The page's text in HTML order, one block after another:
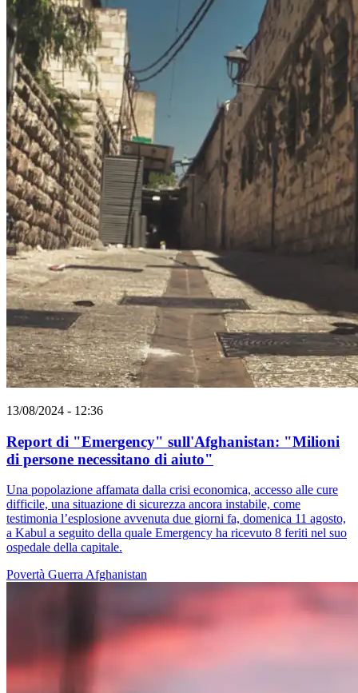
13/08/2024 - 12:36
Report di "Emergency" sull'Afghanistan: "Milioni
di persone necessitano di aiuto"
Una popolazione affamata dalla crisi economica, accesso alle cure
difficile, una situazione di sicurezza ancora instabile, come
testimonia l’esplosione avvenuta due giorni fa, domenica 11 agosto,
a Kabul a seguito della quale Emergency ha ricevuto 8 feriti nel suo
ospedale della capitale.
Povertà GuerraAfghanistan